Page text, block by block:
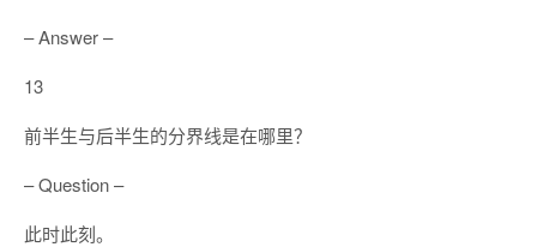
– Answer –
13
前半生与后半生的分界线是在哪里？
– Question –
此时此刻。